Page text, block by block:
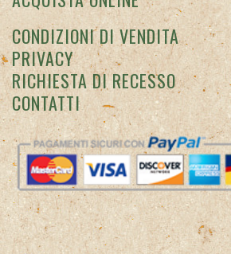
CONDIZIONI DI VENDITA
PRIVACY
RICHIESTA DI RECESSO
CONTATTI